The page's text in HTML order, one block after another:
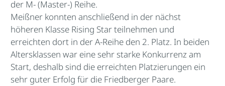
der M- (Master-) Reihe.
Meißner konnten anschließend in der nächst
höheren Klasse Rising Star teilnehmen und
erreichten dort in der A-Reihe den 2. Platz. In beiden
Altersklassen war eine sehr starke Konkurrenz am
Start, deshalb sind die erreichten Platzierungen ein
sehr guter Erfolg für die Friedberger Paare.